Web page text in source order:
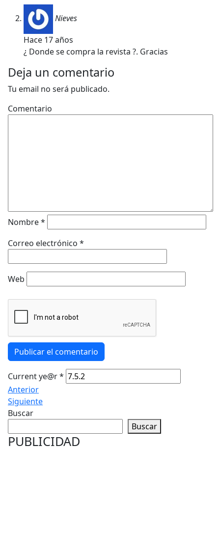
Nieves
Hace 17 años
¿ Donde se compra la revista ?. Gracias
Deja un comentario
Tu email no será publicado.
Comentario
Nombre*
Correo electrónico *
Web
Publicar el comentario
Current ye@r*
Anterior
Siguiente
Buscar
Buscar
PUBLICIDAD